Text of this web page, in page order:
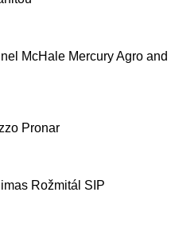
McHale Mercury Agro and
Pronar
Rožmitál SIP